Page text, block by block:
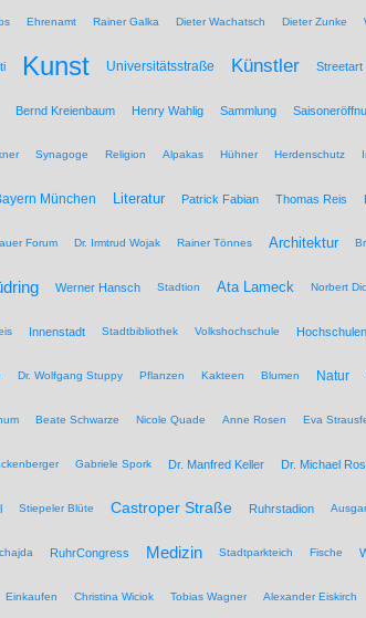
Ehrenamt Rainer Galka Dieter Wachatsch Dieter Zunke
Kunst Universitätsstraße Künstler Streetart
Bernd Kreienbaum Henry Wahlig Sammlung
Synagoge Religion Alpakas Hühner Herdenschutz
München Literatur Patrick Fabian Thomas Reis
Forum Dr. Irmtrud Wojak Rainer Tönnes Architektur
Werner Hansch Stadtion Ata Lameck Norbert
Innenstadt Stadtbibliothek Volkshochschule Hochschulen
Dr. Wolfgang Stuppy Pflanzen Kakteen Blumen Natur
Beate Schwarze Nicole Quade Anne Rosen Eva
Gabriele Spork Dr. Manfred Keller Dr. Michael
Stiepeler Blüte Castroper Straße Ruhrstadion
RuhrCongress Medizin Stadtparkteich Fische
Einkaufen Christina Wiciok Tobias Wagner Alexander Eiskirch